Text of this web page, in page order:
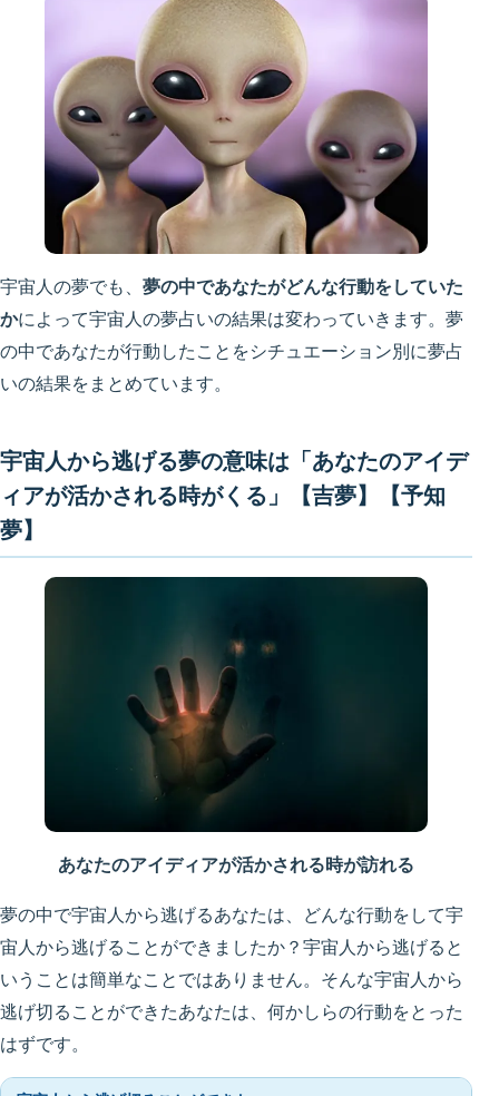
宇宙人の夢でも、 夢の中であなたがどんな行動をしていた
かによって宇宙人の夢占いの結果は変わっていきます。夢
の中であなたが行動したことをシチュエーション別に夢占
いの結果をまとめています。
宇宙人から逃げる夢の意味は「あなたのアイデ
ィアが活かされる時がくる」【吉夢】【予知
夢】
あなたのアイディアが活かされる時が訪れる
夢の中で宇宙人から逃げるあなたは、どんな行動をして宇
宙人から逃げることができましたか？宇宙人から逃げると
いうことは簡単なことではありません。そんな宇宙人から
逃げ切ることができたあなたは、何かしらの行動をとった
はずです。